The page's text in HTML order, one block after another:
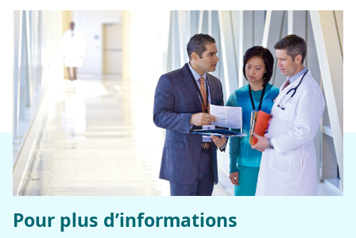
Pour plus d’informations